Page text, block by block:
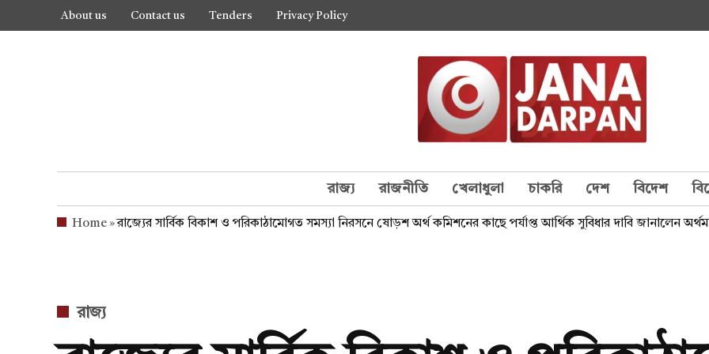
About us Contact us Tenders Privacy Policy
রাজ্য রাজনীতি খেলাধুলা চাকরি দেশ বিদেশ
Home»রাজ্যের সার্বিক বিকাশ ও পরিকাঠামোগত সমস্যা নিরসনে ষোড়শ অর্থ কমিশনের কাছে পর্যাপ্ত আর্থিক সুবিধার দাবি জানালেন
POSTED
রাজ্য